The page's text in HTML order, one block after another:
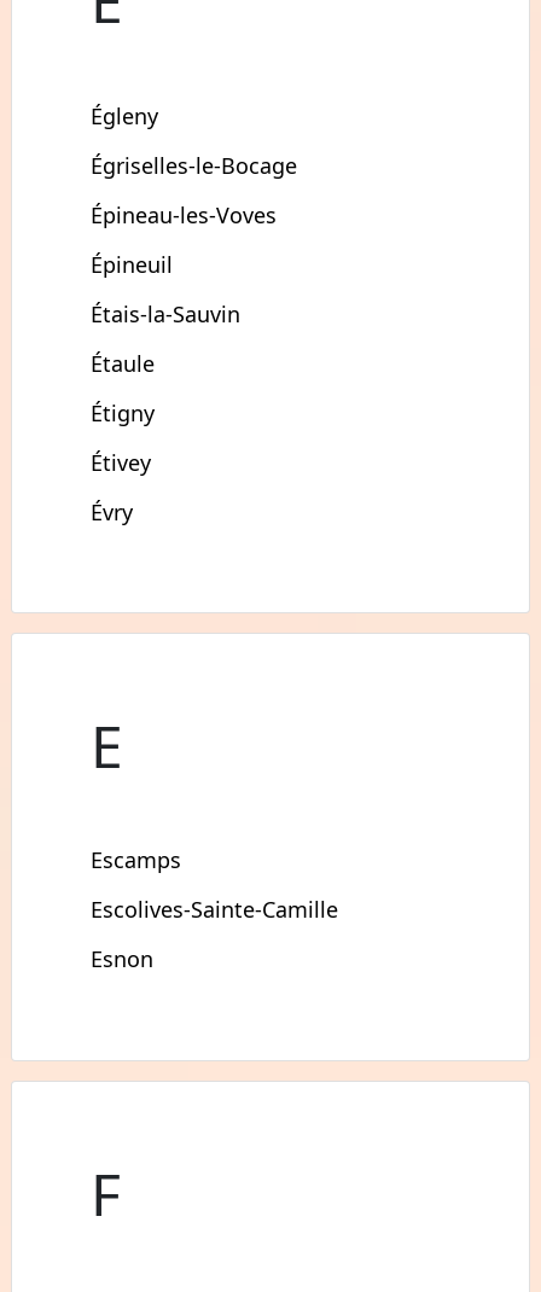
Égleny
Égriselles-le-Bocage
Épineau-les-Voves
Épineuil
Étais-la-Sauvin
Étaule
Étigny
Étivey
Évry
E
Escamps
Escolives-Sainte-Camille
Esnon
F